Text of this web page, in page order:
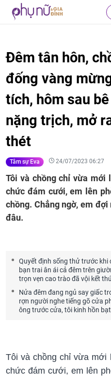
Đêm tân hôn,
đống vàng
tích, hôm sau
nặng trịch, mở
thét
Tâm sự Eva 24/07/2023 06:27
Tôi và chồng chỉ vừa mới
chức đám cưới, em lên
chồng. Chẳng ngờ, em
đâu.
Quyết định sống thử trước khi
bạn trai ân ái cả đêm trên
trọn vẹn cao trào đã vội kết
Nửa đêm đang ngủ say giấc
rợn người nghe tiếng gõ cửa
ông trước cửa, tôi kinh hồn
Tôi và chồng chỉ vừa mới
chức đám cưới, em lên